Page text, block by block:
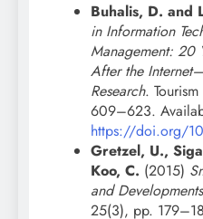
Buhalis, D. and
in Information
Management: 20
After the
Research.
609–623.
https://doi.org/
Gretzel, U.,
Koo, C. (2015)
and Developments
25(3), pp.